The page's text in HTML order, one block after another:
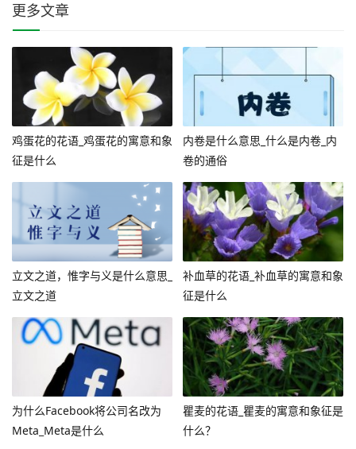
更多文章
鸡蛋花的花语_鸡蛋花的寓意和象
征是什么
内卷是什么意思_什么是内卷_内
卷的通俗
立文之道，惟字与义是什么意思_
立文之道
补血草的花语_补血草的寓意和象
征是什么
为什么Facebook将公司名改为
Meta_Meta是什么
瞿麦的花语_瞿麦的寓意和象征是
什么？